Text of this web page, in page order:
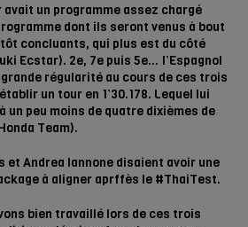
un programme assez chargé
dont ils seront venus à bout
concluants, qui plus est du côté
Ecstar). 2e, 7e puis 5e… l’Espagnol
régularité au cours de ces trois
un tour en 1’30.178. Lequel lui
peu moins de quatre dixièmes de
Team).
et Andrea Iannone disaient avoir une
à aligner aprffès le #ThaiTest.
bien travaillé lors de ces trois